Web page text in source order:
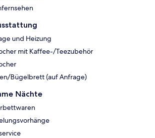
und Heizung
mit Kaffee-/Teezubehör
Bügelbrett (auf Anfrage)
Nächte